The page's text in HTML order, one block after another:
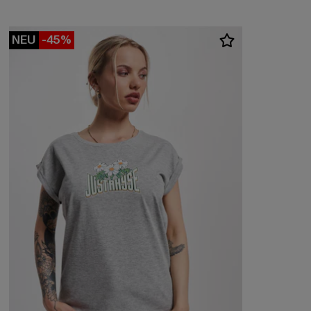
NEU -45%